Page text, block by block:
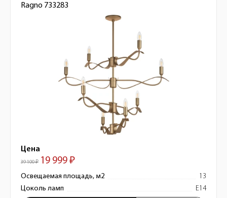
Ragno 733283
Цена
39 100 ₽ 19 999 ₽
Освещаемая площадь, м2
13
Цоколь ламп
E14